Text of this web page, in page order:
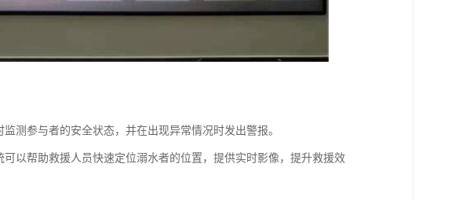
测参与者的安全状态，并在出现异常情况时发出警报。
以帮助救援人员快速定位溺水者的位置，提供实时影像，提升救援效